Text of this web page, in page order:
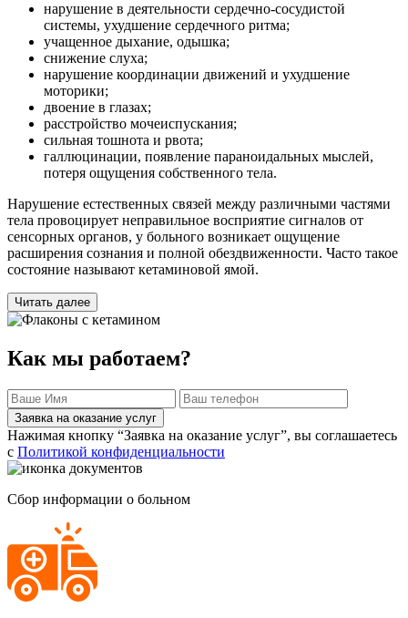
нарушение в деятельности сердечно-сосудистой
системы, ухудшение сердечного ритма;
учащенное дыхание, одышка;
снижение слуха;
нарушение координации движений и ухудшение
моторики;
двоение в глазах;
расстройство мочеиспускания;
сильная тошнота и рвота;
галлюцинации, появление параноидальных мыслей,
потеря ощущения собственного тела.
Нарушение естественных связей между различными частями
тела провоцирует неправильное восприятие сигналов от
сенсорных органов, у больного возникает ощущение
расширения сознания и полной обездвиженности. Часто такое
состояние называют кетаминовой ямой.
Читать далее
Как мы работаем?
Заявка на оказание услуг
Нажимая кнопку “Заявка на оказание услуг”, вы соглашаетесь
с Политикой конфиденциальности
Сбор информации о больном